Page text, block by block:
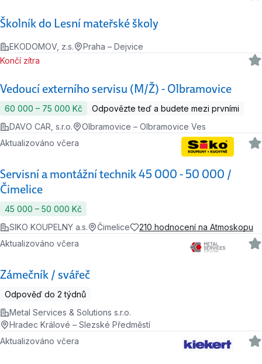
Školník do Lesní mateřské školy
EKODOMOV, z.s. Praha – Dejvice
Vedoucí externího servisu (M/Ž) - Olbramovice
Končí zítra
60 000 ‍–‍ 75 000 Kč
Odpovězte teď a budete mezi prvními
DAVO CAR, s.r.o.
Olbramovice – Olbramovice Ves
Servisní a montážní technik 45 000 - 50 000 /
Čimelice
Aktualizováno včera
45 000 ‍–‍ 50 000 Kč
SIKO KOUPELNY a.s.
Čimelice 210 hodnocení na Atmoskopu
Zámečník / svářeč
Aktualizováno včera
Odpověď do 2 týdnů
Metal Services & Solutions s.r.o.
Hradec Králové – Slezské Předměstí
Aktualizováno včera